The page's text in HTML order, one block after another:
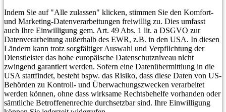
Indem Sie auf "Alle zulassen" klicken, stimmen Sie den Komfort-
und Marketing-Datenverarbeitungen freiwillig zu. Dies umfasst
auch Ihre Einwilligung gem. Art. 49 Abs. 1 lit. a DSGVO zur
Datenverarbeitung außerhalb des EWR, z.B. in den USA. In diesen
Ländern kann trotz sorgfältiger Auswahl und Verpflichtung der
Dienstleister das hohe europäische Datenschutzniveau nicht
zwingend garantiert werden. Sofern eine Datenübermittlung in die
USA stattfindet, besteht bspw. das Risiko, dass diese Daten von US-
Behörden zu Kontroll- und Überwachungszwecken verarbeitet
werden können, ohne dass wirksame Rechtsbehelfe vorhanden oder
sämtliche Betroffenenrechte durchsetzbar sind. Ihre Einwilligung